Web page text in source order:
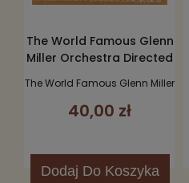
The World Famous Glenn
Miller Orchestra Directed
Live- CD AUTOGRAF
The World Famous Glenn Miller
Salden
40,00 zł
Dodaj Do Koszyka